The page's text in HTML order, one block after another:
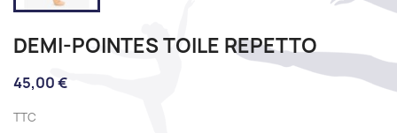
DEMI-POINTES TOILE REPETTO
45,00 €
TTC